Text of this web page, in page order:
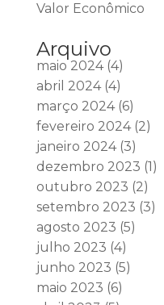
Valor Econômico
Arquivo
maio 2024(4)
abril 2024(4)
março 2024(6)
fevereiro 2024(2)
janeiro 2024(3)
dezembro 2023 (1)
outubro 2023 (2)
setembro 2023 (3)
agosto 2023 (5)
julho 2023 (4)
junho 2023 (5)
maio 2023 (6)